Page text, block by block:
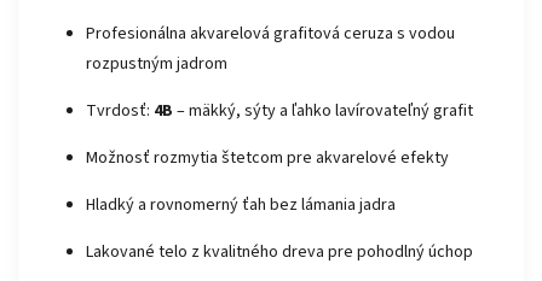
Profesionálna akvarelová grafitová ceruza s vodou
rozpustným jadrom
Tvrdosť: 4B – mäkký, sýty a ľahko lavírovateľný grafit
Možnosť rozmytia štetcom pre akvarelové efekty
Hladký a rovnomerný ťah bez lámania jadra
Lakované telo z kvalitného dreva pre pohodlný úchop